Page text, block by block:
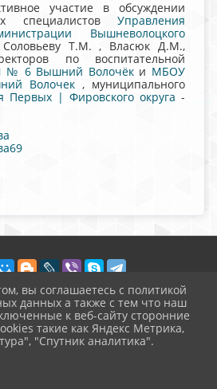
участие в обсуждении
специалистов Управления
Вышневолоцкого
Соловьеву Т.М. , Власюк Д.М.,
по воспитательной
6 Вышний Волочёки МБОУ
Волочек , муниципального
Первых | Фировского округа -
данных
вы соглашаетесь с политикой
данных а также с тем что наш
к веб-сайту сторонние
такие как Яндекс Метрика,
"Спутник аналитика".